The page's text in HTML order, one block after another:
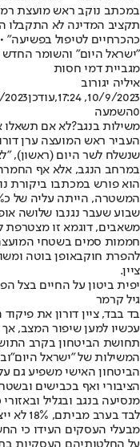
במכתב נוקב ראש מועצת
תקציב המדינה לא התקבלו
כהכרחיים לטיפול
מגביית דמי חסות
איליה יגורוב
10/9/2023, 17:24
,עודכן07:36
0השמעה
משילות בנגב?לא אם תשאלו
העביר ראש המועצה ערן
שנשלח לשר היום (ראשון),
במרחב הנגב, אלא אף החמרה
הוא פורש במכתבו ביקורת
שבוע שעבר נגנבו שלושה
משאבים, דוגמא זו מצטרפת
חממות סמים בשטחי
להפרת חוקבאופן בוטה
ציין.
יפית ביטון על החיים בצל
גיל קרמר
בד בבד, ציין דורון את
עכשיו למען שיפור המצב,
תחושת הביטחון בקרב
המשילות של "ישראל היום"
הביטחון האישי משפיע גם
מבעלי העסקים העידו כי
על החלטותיהם העסקיות